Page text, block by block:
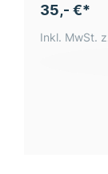
35,- €*
Inkl. MwSt.